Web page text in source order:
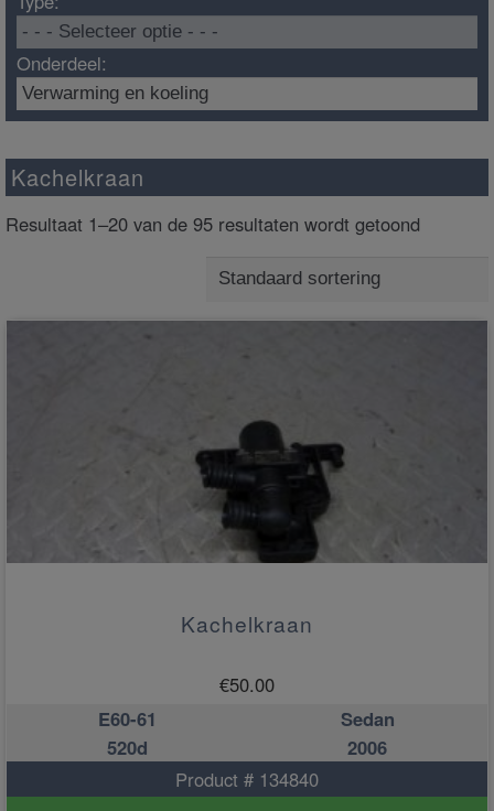
Onderdeel:
Kachelkraan
Resultaat 1–20 van de 95 resultaten wordt getoond
Kachelkraan
€50.00
E60-61
Sedan
520d
2006
Product # 134840